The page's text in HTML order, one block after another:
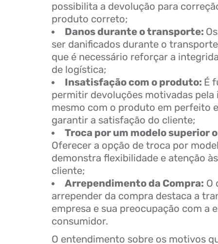
possibilita a devolução para
produto correto;
Danos durante o transporte:
ser danificados durante o
que é necessário reforçar a
de logística;
Insatisfação com o produto: É
permitir devoluções motivadas pela
mesmo com o produto em perfeito
garantir a satisfação do cliente;
Troca por um modelo superior
Oferecer a opção de troca por
demonstra flexibilidade e atenção
cliente;
Arrependimento da Compra: O
arrepender da compra destaca a
empresa e sua preocupação com a
consumidor.
O entendimento sobre os motivos